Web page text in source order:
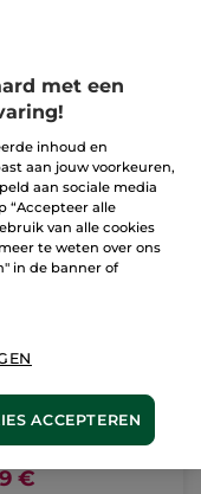
100 ml
(15)
€
met een
inhoud en
aan jouw voorkeuren,
aan sociale media
“Accepteer alle
van alle cookies
te weten over ons
in de banner of
ACCEPTEREN